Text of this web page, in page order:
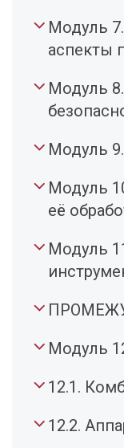
Модуль
аспекты
Модуль
Модуль
Модуль
её
Модуль
Модуль
12.1.
12.2.